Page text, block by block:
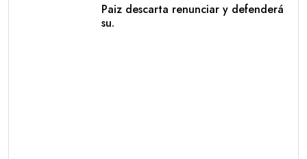
Paiz descarta renunciar y defenderá
su.